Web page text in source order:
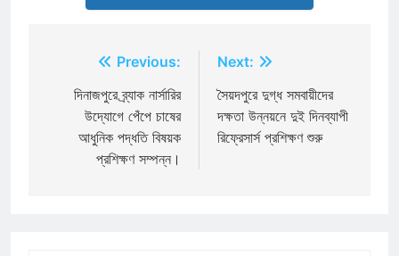
navigation
Previous:
দিনাজপুরে ব্র্যাক নার্সারির
উদ্যোগে পেঁপে চাষের
আধুনিক পদ্ধতি বিষয়ক
প্রশিক্ষণ সম্পন্ন।
Next:
সৈয়দপুরে দুগ্ধ সমবায়ীদের
দক্ষতা উন্নয়নে দুই দিনব্যাপী
রিফ্রেসার্স প্রশিক্ষণ শুরু